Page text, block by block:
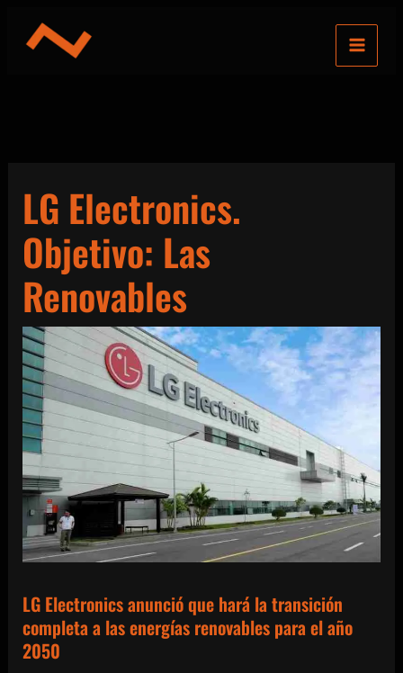
LG Electronics.
Objetivo: Las
Renovables
LG Electronics anunció que hará la transición
completa a las energías renovables para el año
2050